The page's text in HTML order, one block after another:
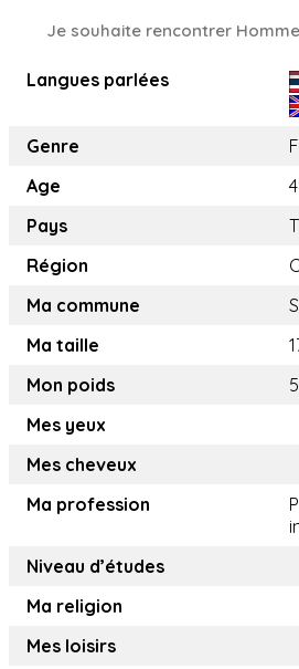
Je souhaite rencontrer
Langues parlées
Genre
Age
Pays
Région
Ma commune
Ma taille
Mon poids
Mes yeux
Mes cheveux
Ma profession
Niveau d’études
Ma religion
Mes loisirs